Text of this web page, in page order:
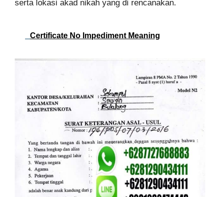
serta lokasi akad nikah yang di rencanakan.
Certificate No Impediment Meaning